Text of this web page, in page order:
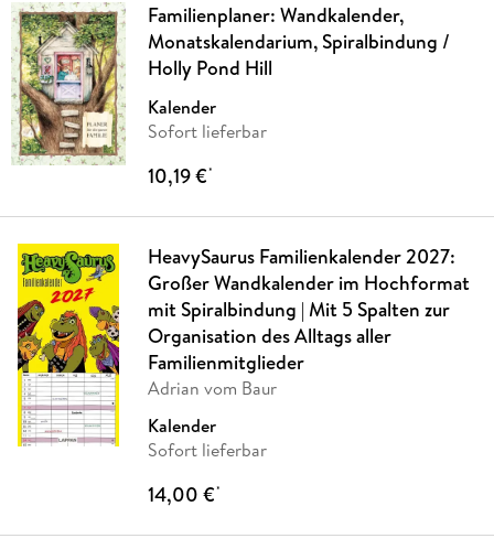
Familienplaner: Wandkalender,
Monatskalendarium, Spiralbindung /
Holly Pond Hill
Kalender
Sofort lieferbar
10,19 €*
HeavySaurus Familienkalender 2027:
Großer Wandkalender im Hochformat
mit Spiralbindung | Mit 5 Spalten zur
Organisation des Alltags aller
Familienmitglieder
Adrian vom Baur
Kalender
Sofort lieferbar
14,00 €*